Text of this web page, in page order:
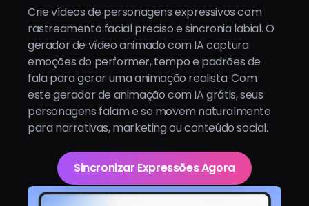
Crie vídeos de personagens expressivos com
rastreamento facial preciso e sincronia labial. O
gerador de vídeo animado com IA captura
emoções do performer, tempo e padrões de
fala para gerar uma animação realista. Com
este gerador de animação com IA grátis, seus
personagens falam e se movem naturalmente
para narrativas, marketing ou conteúdo social.
Sincronizar Expressões Agora